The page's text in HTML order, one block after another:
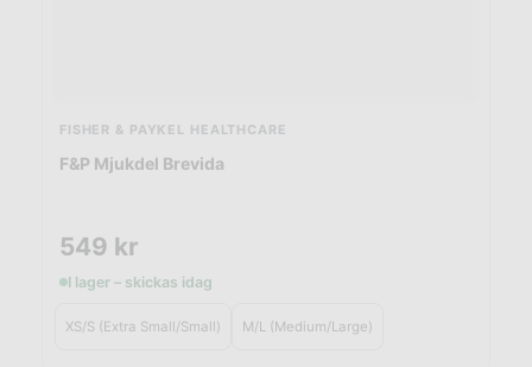
FISHER & PAYKEL HEALTHCARE
F&P Mjukdel Brevida
549 kr
I lager – skickas idag
XS/S (Extra Small/Small) M/L (Medium/Large)